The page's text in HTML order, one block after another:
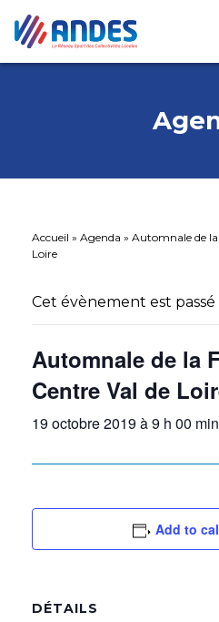
Accueil » Agenda » Automnale de la
Loire
Cet évènement est passé
Automnale de la
Centre Val de
19 octobre 2019 à 9 h 00 min
Add to
DÉTAILS